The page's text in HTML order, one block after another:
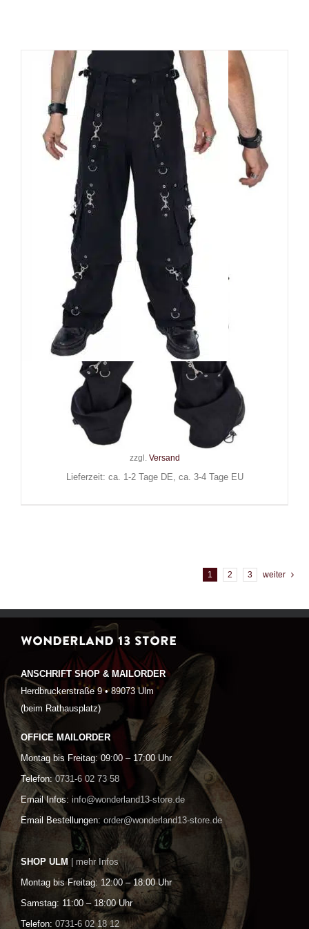
Black Soul Hose Baggy
Bondage
zzgl. Versand
Lieferzeit: ca. 1-2 Tage DE, ca. 3-4 Tage EU
1 2 3 weiter
WONDERLAND 13 STORE
ANSCHRIFT SHOP & MAILORDER
Herdbruckerstraße 9 • 89073 Ulm
(beim Rathausplatz)
OFFICE MAILORDER
Montag bis Freitag: 09:00 – 17:00 Uhr
Telefon: 0731-6 02 73 58
Email Infos: info@wonderland13-store.de
Email Bestellungen: order@wonderland13-store.de
SHOP ULM | mehr Infos
Montag bis Freitag: 12:00 – 18:00 Uhr
Samstag: 11:00 – 18:00 Uhr
Telefon: 0731-6 02 18 12